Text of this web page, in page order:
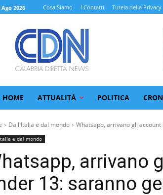
2026 Cosa Siamo I Contatti Tutela della Privacy
HOME ATTUALITÀ POLITICA
Dall'Italia e dal mondo Whatsapp, arrivano gli account
e dal mondo
arrivano
13: saranno